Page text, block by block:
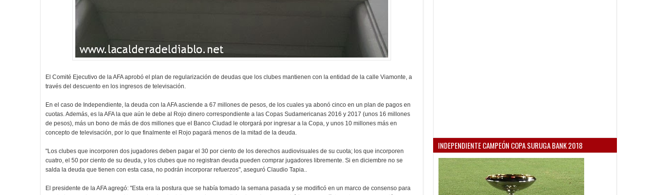
El Comité Ejecutivo de la AFA aprobó el plan de regularización de deudas que los clubes mantienen con la entidad de la calle Viamonte, a
través del descuento en los ingresos de televisación.
En el caso de Independiente, la deuda con la AFA asciende a 67 millones de pesos, de los cuales ya abonó cinco en un plan de pagos en
cuotas. Además, es la AFA la que aún le debe al Rojo dinero correspondiente a las Copas Sudamericanas 2016 y 2017 (unos 16 millones
de pesos), más un bono de más de dos millones que el Banco Ciudad le otorgará por ingresar a la Copa, y unos 10 millones más en
concepto de televisación, por lo que finalmente el Rojo pagará menos de la mitad de la deuda.
"Los clubes que incorporen dos jugadores deben pagar el 30 por ciento de los derechos audiovisuales de su cuota; los que incorporen
cuatro, el 50 por ciento de su deuda, y los clubes que no registran deuda pueden comprar jugadores libremente. Si en diciembre no se
salda la deuda que tienen con esta casa, no podrán incorporar refuerzos", aseguró Claudio Tapia..
El presidente de la AFA agregó: "Esta era la postura que se había tomado la semana pasada y se modificó en un marco de consenso para
INDEPENDIENTE CAMPEÓN COPA SURUGA BANK 2018